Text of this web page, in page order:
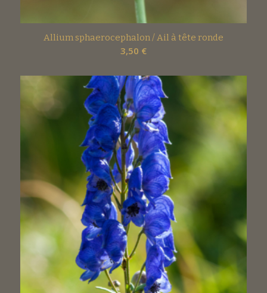
Allium sphaerocephalon / Ail à tête ronde
3,50 €